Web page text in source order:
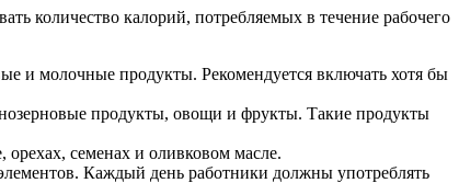
количество калорий, потребляемых в течение рабочего
и молочные продукты. Рекомендуется включать хотя бы
продукты, овощи и фрукты. Такие продукты
семенах и оливковом масле.
Каждый день работники должны употреблять